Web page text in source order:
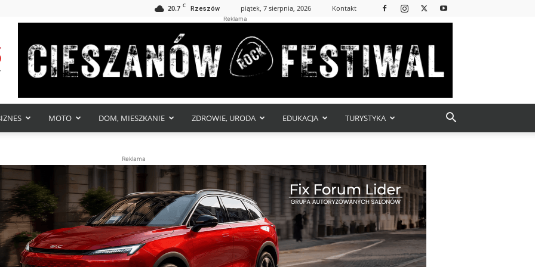
20.7 C Rzeszów piątek, 7 sierpnia, 2026 Kontakt
Reklama
MOTO DOM, MIESZKANIE ZDROWIE, URODA EDUKACJA TURYSTYKA
Reklama